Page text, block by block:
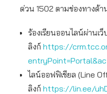
ด่วน 1502 ตามช่องทางด้า
ร้องเรียนออนไลน์ผ่านเ
ลิงก์ https://
ไลน์ออฟฟิเชียล (Line
ลิงก์ https://lin.ee/